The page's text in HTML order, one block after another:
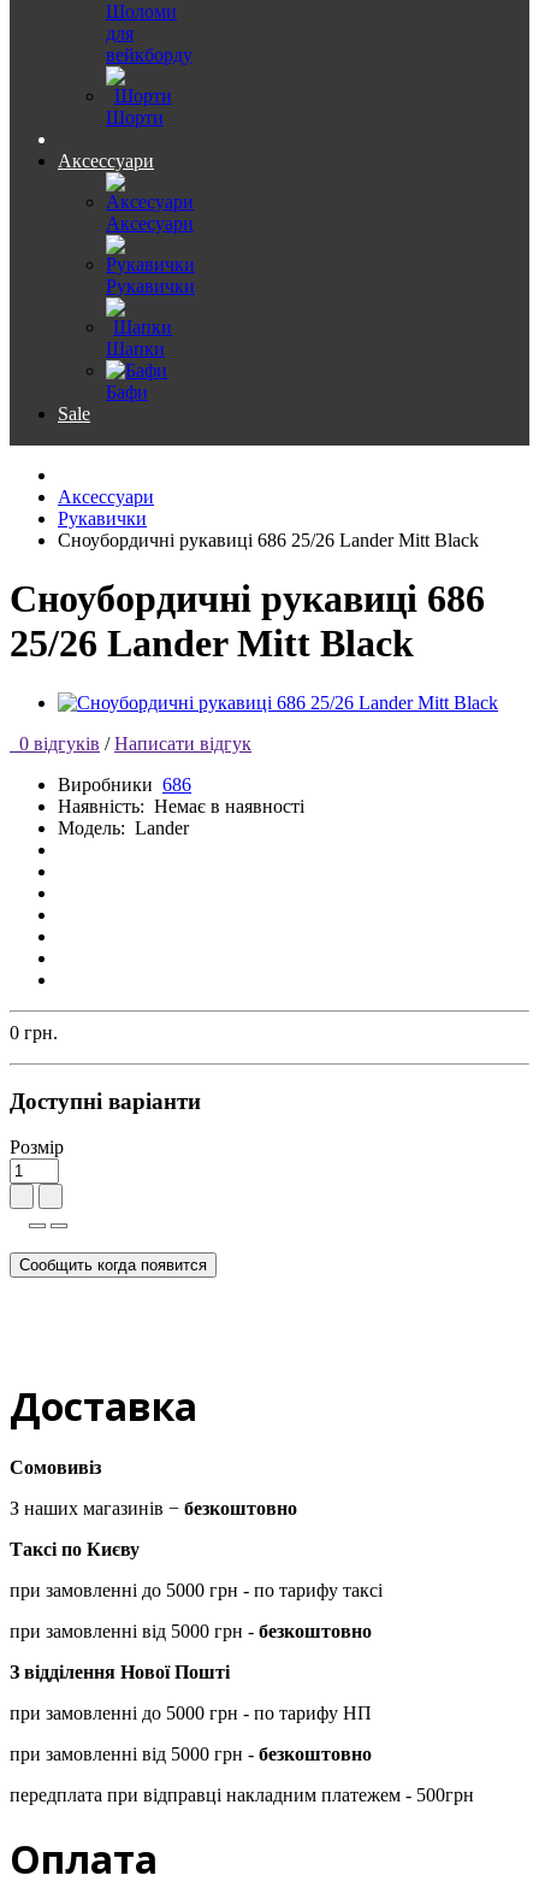
Шоломи
для
вейкборду
Шорти
Аксессуари
Аксесуари
Рукавички
Шапки
Бафи
Sale
Аксессуари
Рукавички
Сноубордичні рукавиці 686 25/26 Lander Mitt Black
Сноубордичні рукавиці 686
25/26 Lander Mitt Black
0 відгуків / Написати відгук
Виробники 686
Наявність: Немає в наявності
Модель: Lander
0 грн.
Доступні варіанти
Розмір
Сообщить когда появится
Доставка
Сомовивіз
З наших магазинів − безкоштовно
Таксі по Києву
при замовленні до 5000 грн - по тарифу таксі
при замовленні від 5000 грн - безкоштовно
З відділення Нової Пошті
при замовленні до 5000 грн - по тарифу НП
при замовленні від 5000 грн - безкоштовно
передплата при відправці накладним платежем - 500грн
Оплата